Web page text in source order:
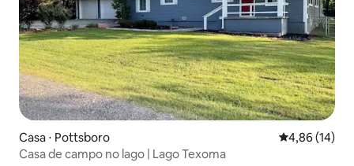
Casa ⋅ Pottsboro 4,86 de uma
4,86 (14)
Casa de campo no lago | Lago Texoma